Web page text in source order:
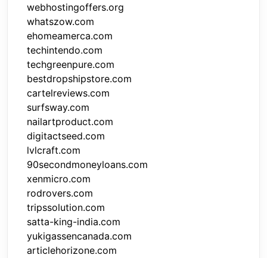
webhostingoffers.org
whatszow.com
ehomeamerca.com
techintendo.com
techgreenpure.com
bestdropshipstore.com
cartelreviews.com
surfsway.com
nailartproduct.com
digitactseed.com
lvlcraft.com
90secondmoneyloans.com
xenmicro.com
rodrovers.com
tripssolution.com
satta-king-india.com
yukigassencanada.com
articlehorizone.com